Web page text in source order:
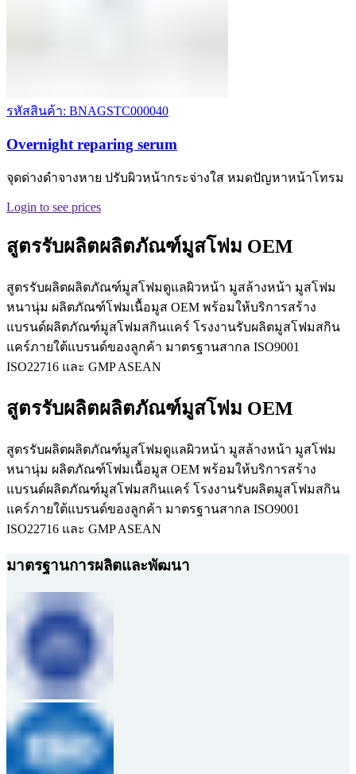
รหัสสินค้า: BNAGSTC000040
Overnight reparing serum
จุดด่างดำจางหาย ปรับผิวหน้ากระจ่างใส หมดปัญหาหน้าโทรม
Login to see prices
สูตรรับผลิตผลิตภัณฑ์มูสโฟม OEM
สูตรรับผลิตผลิตภัณฑ์มูสโฟมดูแลผิวหน้า มูสล้างหน้า มูสโฟม
หนานุ่ม ผลิตภัณฑ์โฟมเนื้อมูส OEM พร้อมให้บริการสร้าง
แบรนด์ผลิตภัณฑ์มูสโฟมสกินแคร์ โรงงานรับผลิตมูสโฟมสกิน
แคร์ภายใต้แบรนด์ของลูกค้า มาตรฐานสากล ISO9001
ISO22716 และ GMP ASEAN
สูตรรับผลิตผลิตภัณฑ์มูสโฟม OEM
สูตรรับผลิตผลิตภัณฑ์มูสโฟมดูแลผิวหน้า มูสล้างหน้า มูสโฟม
หนานุ่ม ผลิตภัณฑ์โฟมเนื้อมูส OEM พร้อมให้บริการสร้าง
แบรนด์ผลิตภัณฑ์มูสโฟมสกินแคร์ โรงงานรับผลิตมูสโฟมสกิน
แคร์ภายใต้แบรนด์ของลูกค้า มาตรฐานสากล ISO9001
ISO22716 และ GMP ASEAN
มาตรฐานการผลิตและพัฒนา